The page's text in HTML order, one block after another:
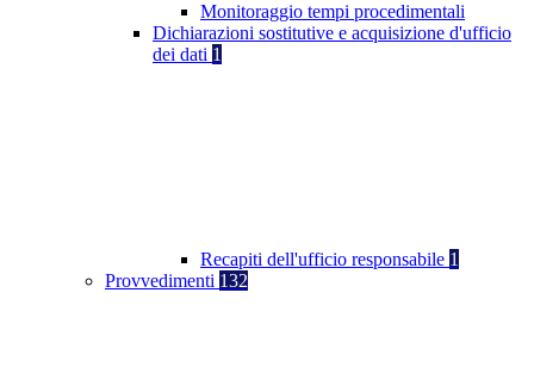
Monitoraggio tempi procedimentali
Dichiarazioni sostitutive e acquisizione d'ufficio
dei dati 1
Recapiti dell'ufficio responsabile 1
Provvedimenti 132